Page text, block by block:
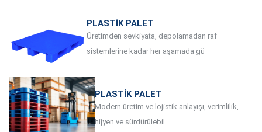
PLASTIK PALET
Üretimden sevkiyata, depolamadan raf
sistemlerine kadar her aşamada gü
PLASTIK PALET
Modern üretim ve lojistik anlayışı, verimlilik,
hijyen ve sürdürülebil